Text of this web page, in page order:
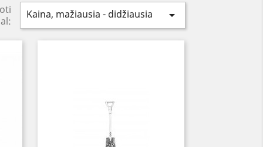
Kaina, mažiausia - didžiausia 